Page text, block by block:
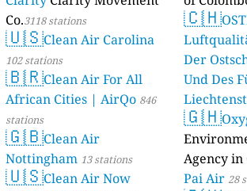
Co.3118 stations
🇺🇸Clean Air Carolina
102 stations
🇧🇷Clean Air For All
African Cities | AirQo 846
stations
🇬🇧Clean Air
Nottingham 13 stations
🇺🇸Clean Air Now
🇨🇭
Der
Und Des
🇬🇭
Agency in
Pai Air 28